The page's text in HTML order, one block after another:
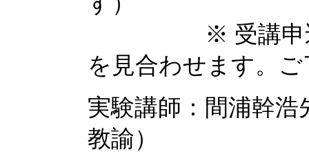
※ 受講申込者
を見合わせます。
実験講師：間浦幹浩
教諭）